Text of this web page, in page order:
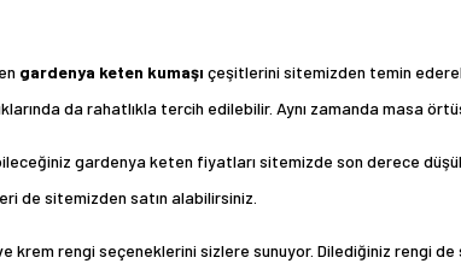
gardenya keten kumaşı çeşitlerini sitemizden temin
da rahatlıkla tercih edilebilir. Aynı zamanda masa
gardenya keten fiyatları sitemizde son derece
de sitemizden satın alabilirsiniz.
krem rengi seçeneklerini sizlere sunuyor. Dilediğiniz rengi